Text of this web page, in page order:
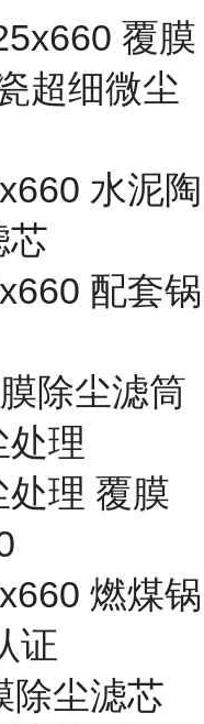
覆膜
超细微尘
水泥陶
芯
配套锅
除尘滤筒
理
理 覆膜
燃煤锅
证
除尘滤芯